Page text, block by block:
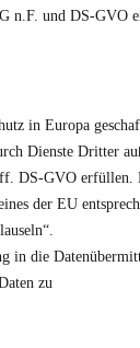
n.F. und DS-GVO
in Europa
Dienste Dritter
ff. DS-GVO erfüllen.
der EU
in die
zu